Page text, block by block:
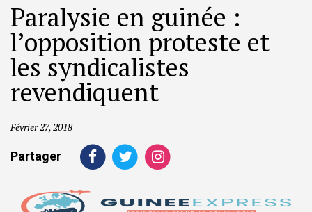
Paralysie en guinée :
l’opposition proteste et
les syndicalistes
revendiquent
Février 27, 2018
Partager